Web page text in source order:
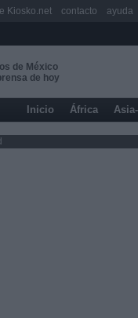
de México
de hoy
Inicio África
Kiosko.net contacto ayuda